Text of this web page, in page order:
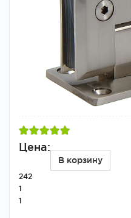
Цена:
В корзину
242
1
1